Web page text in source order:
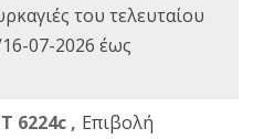
του τελευταίου
07-2026 έως
6224c , Επιβολή